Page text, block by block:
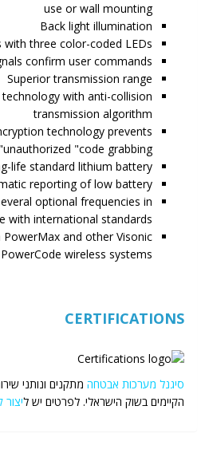
use or wall mounting
Back light illumination
with three color-coded LEDs
confirm user commands
Superior transmission range
with anti-collision
transmission algorithm
technology prevents
unauthorized "code grabbing"
life standard lithium battery
reporting of low battery
optional frequencies in
with international standards
and other Visonic
PowerCode wireless systems
CERTIFICATIONS
סיגנל מערכות אבטחה מתקנים ונותני
הקיימים בשוק הישראלי. לפרטים יש ל